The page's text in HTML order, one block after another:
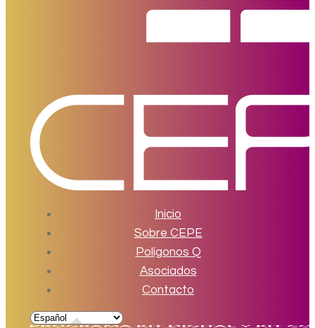
Inicio
Sobre CEPE
Polígonos Q
Asociados
Contacto